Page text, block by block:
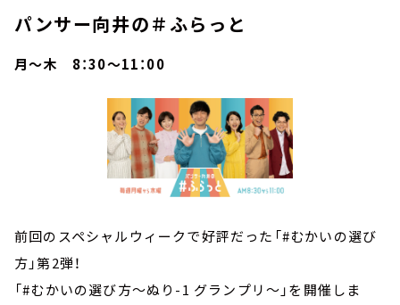
パンサー向井の＃ふらっと
月～木 8：30～11：00
前回のスペシャルウィークで好評だった「#むかいの選び
方」第2弾！
「#むかいの選び方～ぬり-1 グランプリ～」を開催しま